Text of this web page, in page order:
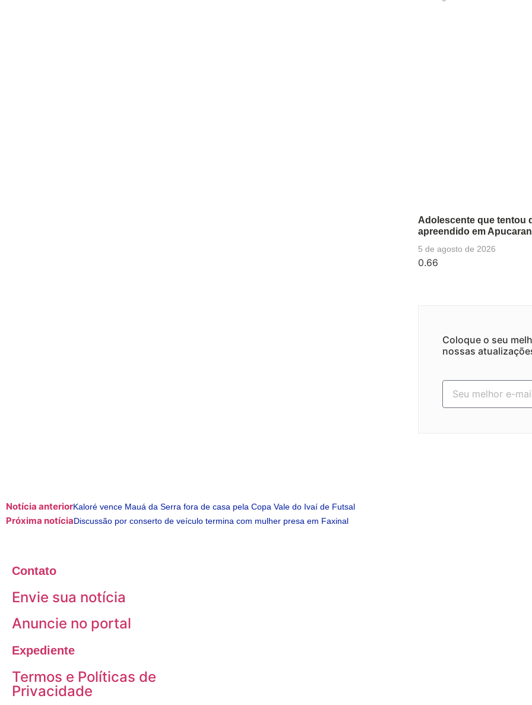
Adolescente que tentou
apreendido em
5 de agosto de 2026
Coloque o seu
nossas
Notícia anteriorKaloré vence Mauá da Serra fora de casa pela Copa Vale do Ivaí de Futsal
Próxima notíciaDiscussão por conserto de veículo termina com mulher presa em Faxinal
Contato
Envie sua notícia
Anuncie no portal
Expediente
Termos e Políticas de
Privacidade